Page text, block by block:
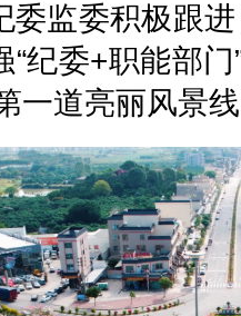
委监委积极跟
纪委+职能部
一道亮丽风景